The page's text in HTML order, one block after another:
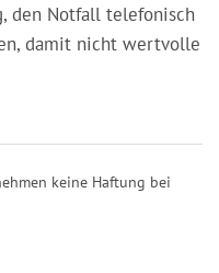
den Notfall telefonisch
damit nicht wertvolle
keine Haftung bei